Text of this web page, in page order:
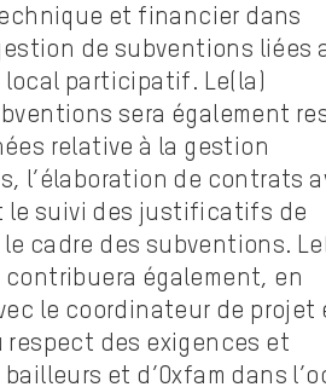
et financier dans
de subventions liées
local participatif. Le(la)
sera également
relative à la gestion
l’élaboration de contrats
le suivi des justificatifs de
cadre des subventions.
également, en
le coordinateur de projet
des exigences et
et d’Oxfam dans